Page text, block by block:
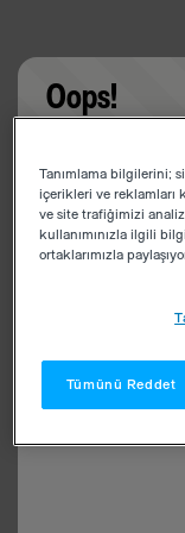
Oops!
app
Tanımlama bilgilerini;
içerikleri ve reklamları
ve site trafiğimizi
kullanımınızla ilgili
ortaklarımızla
Tümünü Reddet